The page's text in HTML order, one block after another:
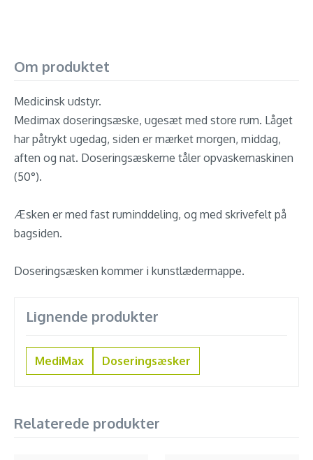
Om produktet
Medicinsk udstyr.
Medimax doseringsæske, ugesæt med store rum. Låget
har påtrykt ugedag, siden er mærket morgen, middag,
aften og nat. Doseringsæskerne tåler opvaskemaskinen
(50°).
Æsken er med fast ruminddeling, og med skrivefelt på
bagsiden.
Doseringsæsken kommer i kunstlædermappe.
Lignende produkter
MediMax Doseringsæsker
Relaterede produkter